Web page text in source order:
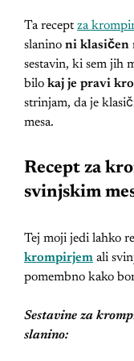
Ta receptza
slanino ni klasičen
sestavin, ki sem jih
bilo kaj je pravi
strinjam, da je
mesa.
Recept za
svinjskim
Tej moji jedi lahko
krompirjem ali
pomembno kako
Sestavine za
slanino: